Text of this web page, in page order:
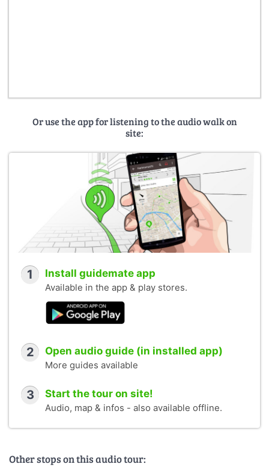
Or use the app for listening to the audio walk on
site:
1 Install guidemate app
Available in the app & play stores.
2 Open audio guide (in installed app)
More guides available
3 Start the tour on site!
Audio, map & infos - also available offline.
Other stops on this audio tour: